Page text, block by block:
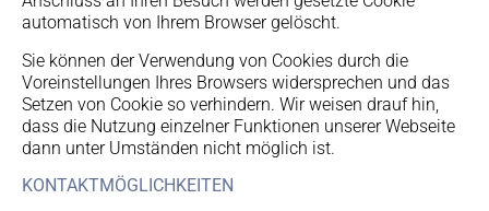
automatisch von Ihrem Browser gelöscht.
Sie können der Verwendung von Cookies durch die
Voreinstellungen Ihres Browsers widersprechen und das
Setzen von Cookie so verhindern. Wir weisen drauf hin,
dass die Nutzung einzelner Funktionen unserer Webseite
dann unter Umständen nicht möglich ist.
KONTAKTMÖGLICHKEITEN